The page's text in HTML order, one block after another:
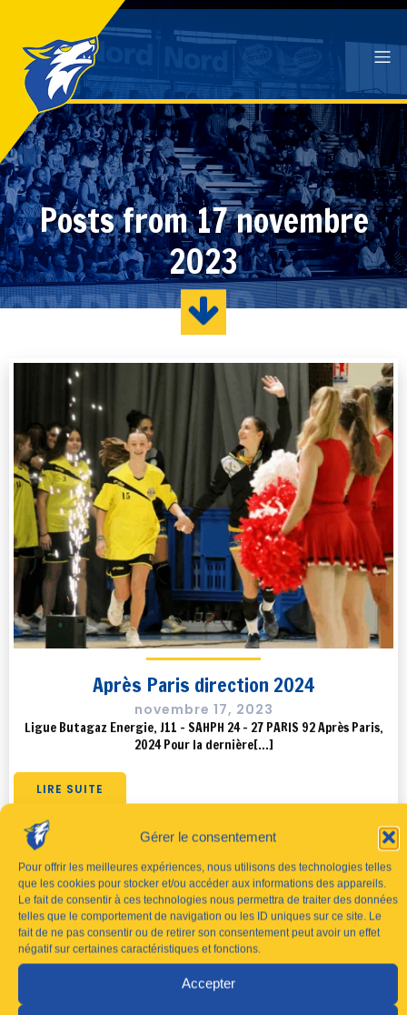
Gérer le consentement
Pour offrir les meilleures expériences, nous utilisons des technologies telles
que les cookies pour stocker et/ou accéder aux informations des appareils.
Le fait de consentir à ces technologies nous permettra de traiter des données
telles que le comportement de navigation ou les ID uniques sur ce site. Le
fait de ne pas consentir ou de retirer son consentement peut avoir un effet
négatif sur certaines caractéristiques et fonctions.
Accepter
Posts from 17 novembre
2023
Après Paris direction 2024
novembre 17, 2023
Ligue Butagaz Energie, J11 – SAHPH 24 – 27 PARIS 92 Après Paris,
2024 Pour la dernière[…]
LIRE SUITE